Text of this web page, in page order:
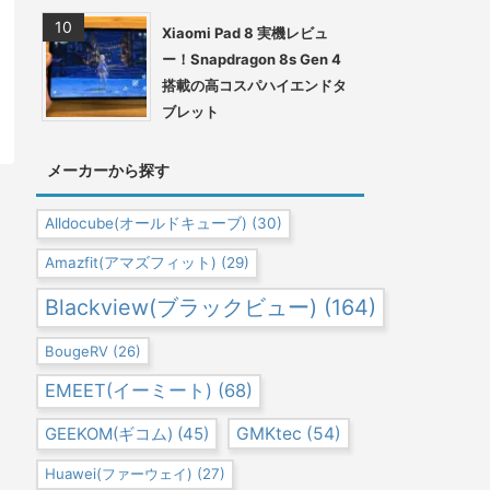
Xiaomi Pad 8 実機レビュ
ー！Snapdragon 8s Gen 4
搭載の高コスパハイエンドタ
ブレット
メーカーから探す
Alldocube(オールドキューブ) (30)
Amazfit(アマズフィット) (29)
Blackview(ブラックビュー) (164)
BougeRV (26)
EMEET(イーミート) (68)
GEEKOM(ギコム) (45) GMKtec (54)
Huawei(ファーウェイ) (27)